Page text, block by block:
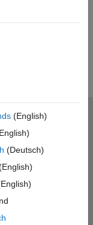
(English)
(Deutsch)
リシー
タス